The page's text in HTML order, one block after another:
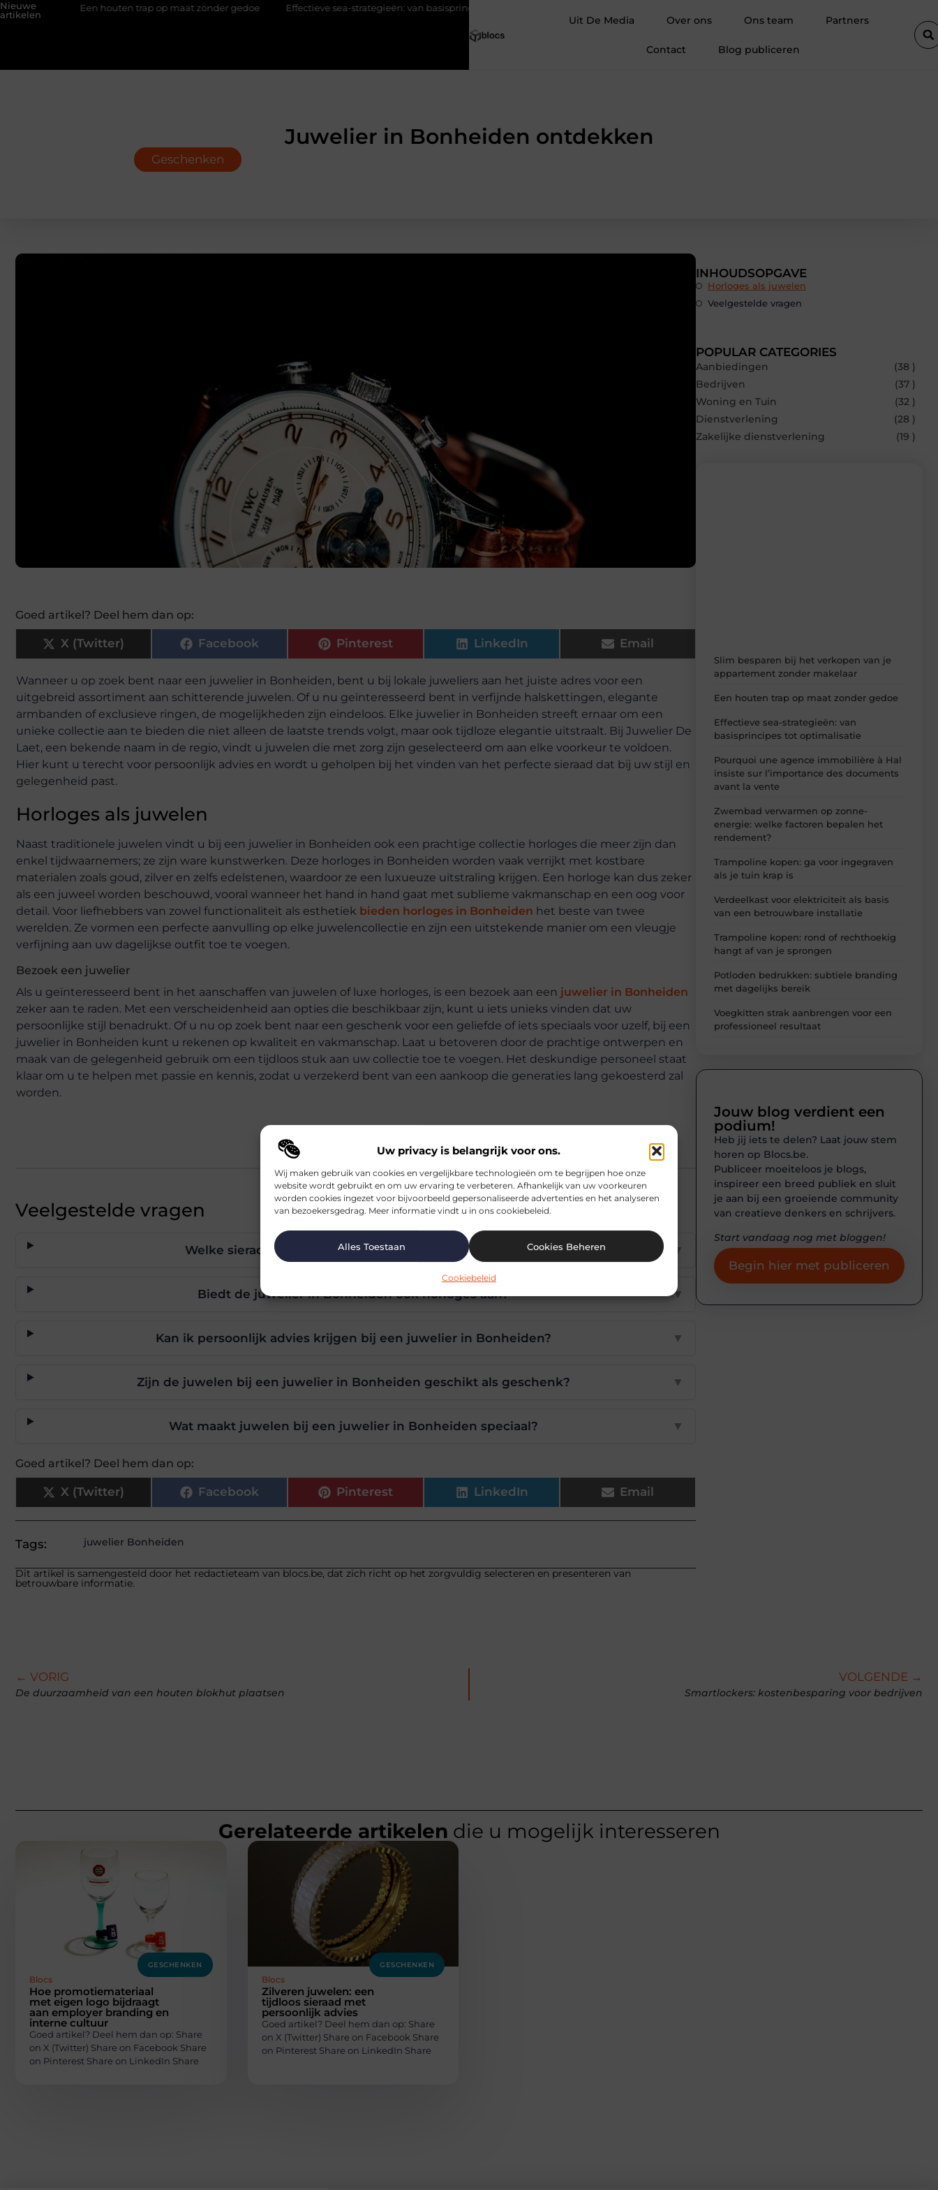
Uw privacy is belangrijk voor ons.
Wij maken gebruik van cookies en vergelijkbare technologieën om te begrijpen hoe onze
website wordt gebruikt en om uw ervaring te verbeteren. Afhankelijk van uw voorkeuren
worden cookies ingezet voor bijvoorbeeld gepersonaliseerde advertenties en het analyseren
van bezoekersgedrag. Meer informatie vindt u in ons cookiebeleid.
Alles Toestaan Cookies Beheren
Cookiebeleid
Nieuwe
artikelen
Een houten trap op maat zonder gedoe Effectieve sea-strategieën: van basisprincipes tot optimalisatie
Uit De Media Over ons Ons team Partners
Contact Blog publiceren
Juwelier in Bonheiden ontdekken
Geschenken
Goed artikel? Deel hem dan op:
X (Twitter) Facebook Pinterest LinkedIn Email
Wanneer u op zoek bent naar een juwelier in Bonheiden, bent u bij lokale juweliers aan het juiste adres voor een
uitgebreid assortiment aan schitterende juwelen. Of u nu geïnteresseerd bent in verfijnde halskettingen, elegante
armbanden of exclusieve ringen, de mogelijkheden zijn eindeloos. Elke juwelier in Bonheiden streeft ernaar om een
unieke collectie aan te bieden die niet alleen de laatste trends volgt, maar ook tijdloze elegantie uitstraalt. Bij Juwelier De
Laet, een bekende naam in de regio, vindt u juwelen die met zorg zijn geselecteerd om aan elke voorkeur te voldoen.
Hier kunt u terecht voor persoonlijk advies en wordt u geholpen bij het vinden van het perfecte sieraad dat bij uw stijl en
gelegenheid past.
Horloges als juwelen
Naast traditionele juwelen vindt u bij een juwelier in Bonheiden ook een prachtige collectie horloges die meer zijn dan
enkel tijdwaarnemers; ze zijn ware kunstwerken. Deze horloges in Bonheiden worden vaak verrijkt met kostbare
materialen zoals goud, zilver en zelfs edelstenen, waardoor ze een luxueuze uitstraling krijgen. Een horloge kan dus zeker
als een juweel worden beschouwd, vooral wanneer het hand in hand gaat met sublieme vakmanschap en een oog voor
detail. Voor liefhebbers van zowel functionaliteit als esthetiek bieden horloges in Bonheiden het beste van twee
werelden. Ze vormen een perfecte aanvulling op elke juwelencollectie en zijn een uitstekende manier om een vleugje
verfijning aan uw dagelijkse outfit toe te voegen.
Bezoek een juwelier
Als u geïnteresseerd bent in het aanschaffen van juwelen of luxe horloges, is een bezoek aan een juwelier in Bonheiden
zeker aan te raden. Met een verscheidenheid aan opties die beschikbaar zijn, kunt u iets unieks vinden dat uw
persoonlijke stijl benadrukt. Of u nu op zoek bent naar een geschenk voor een geliefde of iets speciaals voor uzelf, bij een
juwelier in Bonheiden kunt u rekenen op kwaliteit en vakmanschap. Laat u betoveren door de prachtige ontwerpen en
maak van de gelegenheid gebruik om een tijdloos stuk aan uw collectie toe te voegen. Het deskundige personeel staat
klaar om u te helpen met passie en kennis, zodat u verzekerd bent van een aankoop die generaties lang gekoesterd zal
worden.
Veelgestelde vragen
Welke sieraden vindt u bij een juwelier in Bonheiden? ▼
Biedt de juwelier in Bonheiden ook horloges aan? ▼
Kan ik persoonlijk advies krijgen bij een juwelier in Bonheiden? ▼
Zijn de juwelen bij een juwelier in Bonheiden geschikt als geschenk? ▼
Wat maakt juwelen bij een juwelier in Bonheiden speciaal? ▼
Goed artikel? Deel hem dan op:
X (Twitter) Facebook Pinterest LinkedIn Email
Tags: juwelier Bonheiden
Dit artikel is samengesteld door het redactieteam van blocs.be, dat zich richt op het zorgvuldig selecteren en presenteren van
betrouwbare informatie.
INHOUDSOPGAVE
Horloges als juwelen
Veelgestelde vragen
POPULAR CATEGORIES
Aanbiedingen
(38 )
Bedrijven
(37 )
Woning en Tuin
(32 )
Dienstverlening
(28 )
Zakelijke dienstverlening
(19 )
Slim besparen bij het verkopen van je
appartement zonder makelaar
Een houten trap op maat zonder gedoe
Effectieve sea-strategieën: van
basisprincipes tot optimalisatie
Pourquoi une agence immobilière à Hal
insiste sur l’importance des documents
avant la vente
Zwembad verwarmen op zonne-
energie: welke factoren bepalen het
rendement?
Trampoline kopen: ga voor ingegraven
als je tuin krap is
Verdeelkast voor elektriciteit als basis
van een betrouwbare installatie
Trampoline kopen: rond of rechthoekig
hangt af van je sprongen
Potloden bedrukken: subtiele branding
met dagelijks bereik
Voegkitten strak aanbrengen voor een
professioneel resultaat
Jouw blog verdient een
podium!
Heb jij iets te delen? Laat jouw stem
horen op Blocs.be.
Publiceer moeiteloos je blogs,
inspireer een breed publiek en sluit
je aan bij een groeiende community
van creatieve denkers en schrijvers.
Start vandaag nog met bloggen!
Begin hier met publiceren
← VORIG
De duurzaamheid van een houten blokhut plaatsen
VOLGENDE →
Smartlockers: kostenbesparing voor bedrijven
Gerelateerde artikelen die u mogelijk interesseren
GESCHENKEN
Blocs
Hoe promotiemateriaal
met eigen logo bijdraagt
aan employer branding en
interne cultuur
Goed artikel? Deel hem dan op: Share
on X (Twitter) Share on Facebook Share
on Pinterest Share on LinkedIn Share
GESCHENKEN
Blocs
Zilveren juwelen: een
tijdloos sieraad met
persoonlijk advies
Goed artikel? Deel hem dan op: Share
on X (Twitter) Share on Facebook Share
on Pinterest Share on LinkedIn Share